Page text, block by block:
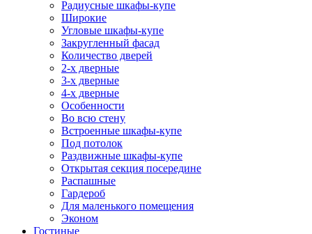
Радиусные шкафы-купе
Широкие
Угловые шкафы-купе
Закругленный фасад
Количество дверей
2-х дверные
3-х дверные
4-х дверные
Особенности
Во всю стену
Встроенные шкафы-купе
Под потолок
Раздвижные шкафы-купе
Открытая секция посередине
Распашные
Гардероб
Для маленького помещения
Эконом
Гостиные